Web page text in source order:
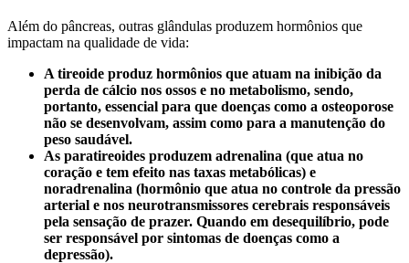
Além do pâncreas, outras glândulas produzem hormônios que
impactam na qualidade de vida:
A tireoide produz hormônios que atuam na inibição da
perda de cálcio nos ossos e no metabolismo, sendo,
portanto, essencial para que doenças como a osteoporose
não se desenvolvam, assim como para a manutenção do
peso saudável.
As paratireoides produzem adrenalina (que atua no
coração e tem efeito nas taxas metabólicas) e
noradrenalina (hormônio que atua no controle da pressão
arterial e nos neurotransmissores cerebrais responsáveis
pela sensação de prazer. Quando em desequilíbrio, pode
ser responsável por sintomas de doenças como a
depressão).